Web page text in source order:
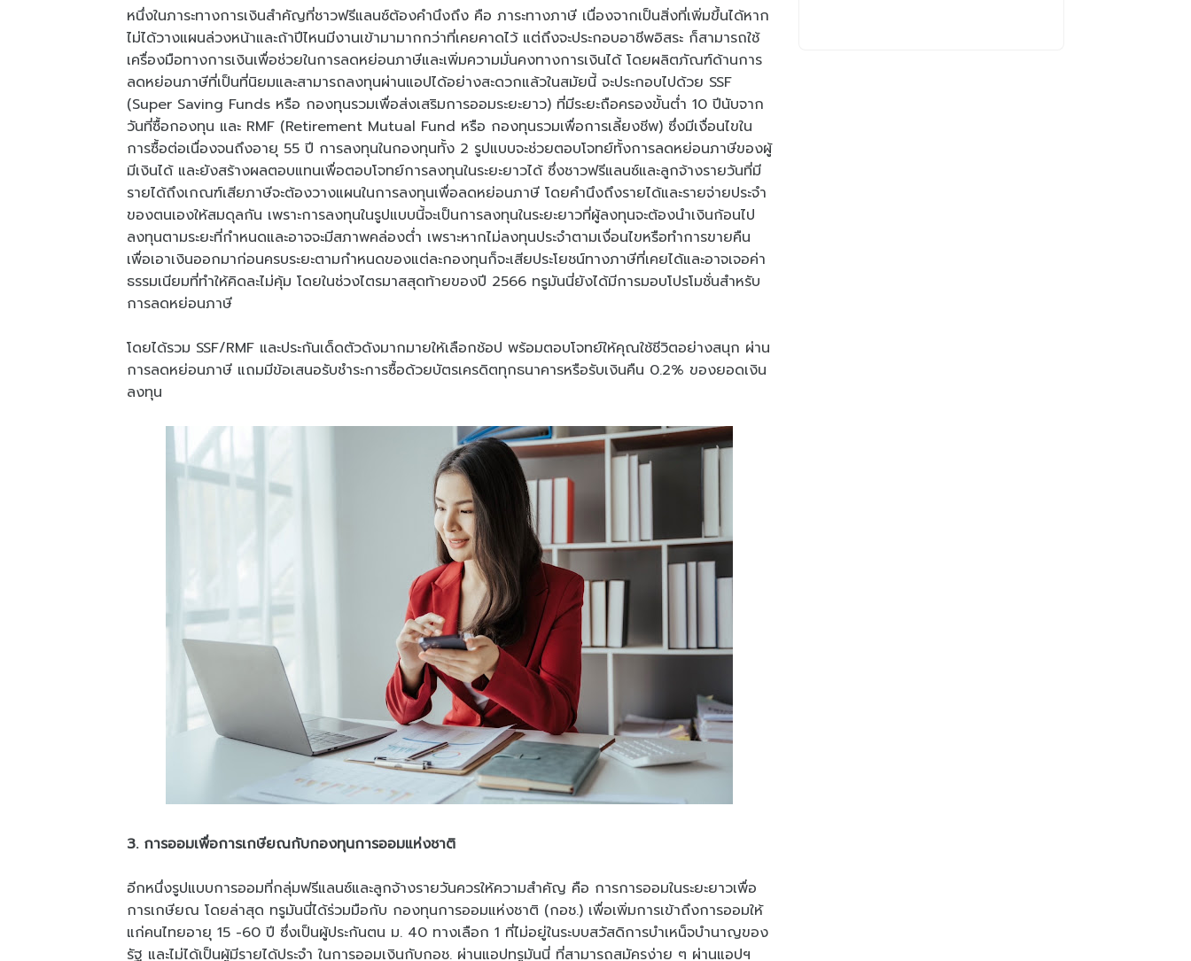
หนึ่งในภาระทางการเงินสำคัญที่ชาวฟรีแลนซ์ต้องคำนึงถึง คือ ภาระทางภาษี เนื่องจากเป็นสิ่งที่เพิ่มขึ้นได้หาก
ไม่ได้วางแผนล่วงหน้าและถ้าปีไหนมีงานเข้ามามากกว่าที่เคยคาดไว้ แต่ถึงจะประกอบอาชีพอิสระ ก็สามารถใช้
เครื่องมือทางการเงินเพื่อช่วยในการลดหย่อนภาษีและเพิ่มความมั่นคงทางการเงินได้ โดยผลิตภัณฑ์ด้านการ
ลดหย่อนภาษีที่เป็นที่นิยมและสามารถลงทุนผ่านแอปได้อย่างสะดวกแล้วในสมัยนี้ จะประกอบไปด้วย SSF
(Super Saving Funds หรือ กองทุนรวมเพื่อส่งเสริมการออมระยะยาว) ที่มีระยะถือครองขั้นต่ำ 10 ปีนับจาก
วันที่ซื้อกองทุน และ RMF (Retirement Mutual Fund หรือ กองทุนรวมเพื่อการเลี้ยงชีพ) ซึ่งมีเงื่อนไขใน
การซื้อต่อเนื่องจนถึงอายุ 55 ปี การลงทุนในกองทุนทั้ง 2 รูปแบบจะช่วยตอบโจทย์ทั้งการลดหย่อนภาษีของผู้
มีเงินได้ และยังสร้างผลตอบแทนเพื่อตอบโจทย์การลงทุนในระยะยาวได้ ซึ่งชาวฟรีแลนซ์และลูกจ้างรายวันที่มี
รายได้ถึงเกณฑ์เสียภาษีจะต้องวางแผนในการลงทุนเพื่อลดหย่อนภาษี โดยคำนึงถึงรายได้และรายจ่ายประจำ
ของตนเองให้สมดุลกัน เพราะการลงทุนในรูปแบบนี้จะเป็นการลงทุนในระยะยาวที่ผู้ลงทุนจะต้องนำเงินก้อนไป
ลงทุนตามระยะที่กำหนดและอาจจะมีสภาพคล่องต่ำ เพราะหากไม่ลงทุนประจำตามเงื่อนไขหรือทำการขายคืน
เพื่อเอาเงินออกมาก่อนครบระยะตามกำหนดของแต่ละกองทุนก็จะเสียประโยชน์ทางภาษีที่เคยได้และอาจเจอค่า
ธรรมเนียมที่ทำให้คิดละไม่คุ้ม โดยในช่วงไตรมาสสุดท้ายของปี 2566 ทรูมันนี่ยังได้มีการมอบโปรโมชั่นสำหรับ
การลดหย่อนภาษี
โดยได้รวม SSF/RMF และประกันเด็ดตัวดังมากมายให้เลือกช้อป พร้อมตอบโจทย์ให้คุณใช้ชีวิตอย่างสนุก ผ่าน
การลดหย่อนภาษี แถมมีข้อเสนอรับชำระการซื้อด้วยบัตรเครดิตทุกธนาคารหรือรับเงินคืน 0.2% ของยอดเงิน
ลงทุน
3. การออมเพื่อการเกษียณกับกองทุนการออมแห่งชาติ
อีกหนึ่งรูปแบบการออมที่กลุ่มฟรีแลนซ์และลูกจ้างรายวันควรให้ความสำคัญ คือ การการออมในระยะยาวเพื่อ
การเกษียณ โดยล่าสุด ทรูมันนี่ได้ร่วมมือกับ กองทุนการออมแห่งชาติ (กอช.) เพื่อเพิ่มการเข้าถึงการออมให้
แก่คนไทยอายุ 15 -60 ปี ซึ่งเป็นผู้ประกันตน ม. 40 ทางเลือก 1 ที่ไม่อยู่ในระบบสวัสดิการบำเหน็จบำนาญของ
รัฐ และไม่ได้เป็นผู้มีรายได้ประจำ ในการออมเงินกับกอช. ผ่านแอปทรูมันนี่ ที่สามารถสมัครง่าย ๆ ผ่านแอปฯ